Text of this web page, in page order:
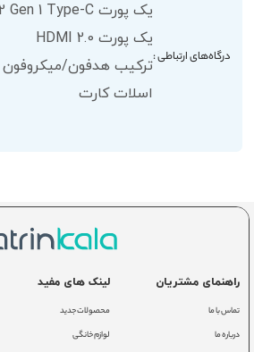
درگاه‌های ارتباطی :
یک پورت USB 3.2 Gen 1 Type-C
یک پورت HDMI 2.0
ترکیب هدفون/میکروفون
اسلات کارت
راهنمای مشتریان
تماس با ما
درباره ما
لینک های مفید
محصولات جدید
لوازم خانگی